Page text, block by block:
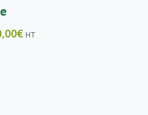
DU
€Plage
HT